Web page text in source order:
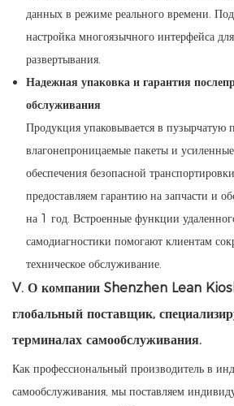
данных в режиме реального времени.
настройка многоязычного интерфейса
развертывания.
Надежная упаковка и гарантия
обслуживания
Продукция упаковывается в пузырчатую
влагонепроницаемые пакеты и
обеспечения безопасной
предоставляем гарантию на запчасти и
на 1 год. Встроенные функции
самодиагностики помогают клиентам
техническое обслуживание.
V. О компании Shenzhen Lean
глобальный поставщик,
терминалах самообслуживания.
Как профессиональный производитель в
самообслуживания, мы поставляем